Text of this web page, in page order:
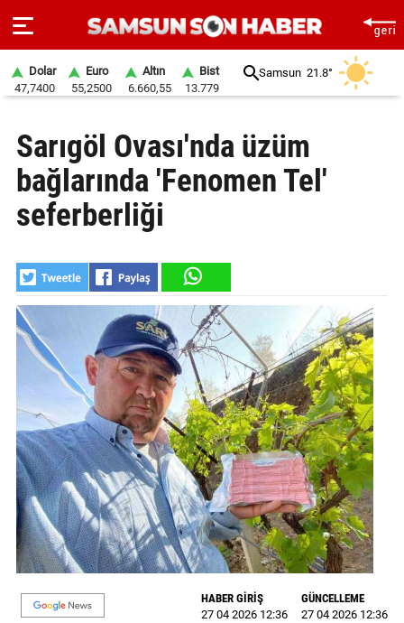
SAYFA
SAMSUN
HABER
GÜNDEM
SİYASET
EKONOMİ
DÜNYA
MAGAZİN
GALERİ
VİDEO
YAZARLAR
BİZE
ULAŞIN
Dolar
47,7400
Euro
55,2500
Altın
6.660,55
Bist
13.779
Samsun 21.8°
Sarıgöl Ovası'nda üzüm
bağlarında 'Fenomen Tel'
seferberliği
HABER GİRİŞ
27 04 2026 12:36
GÜNCELLEME
27 04 2026 12:36